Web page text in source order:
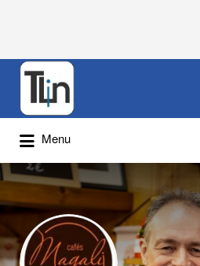
Rechercher
Menu